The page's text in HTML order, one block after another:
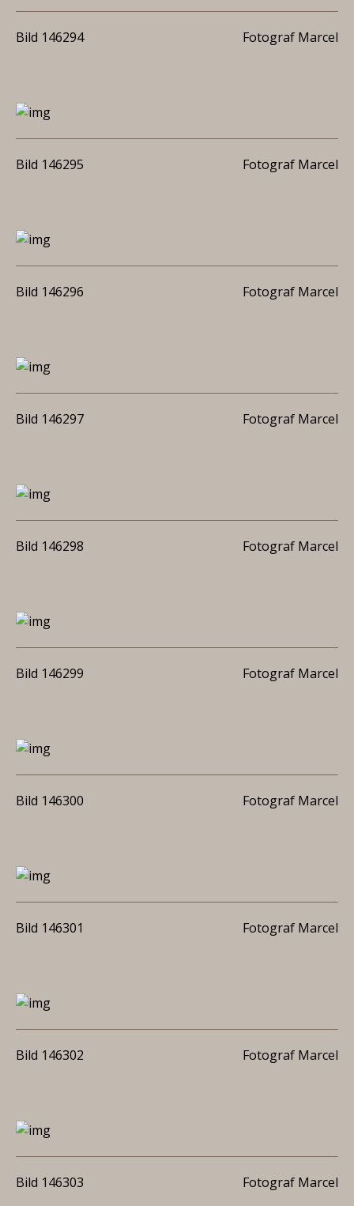
Bild 146294 Fotograf Marcel
Bild 146295 Fotograf Marcel
Bild 146296 Fotograf Marcel
Bild 146297 Fotograf Marcel
Bild 146298 Fotograf Marcel
Bild 146299 Fotograf Marcel
Bild 146300 Fotograf Marcel
Bild 146301 Fotograf Marcel
Bild 146302 Fotograf Marcel
Bild 146303 Fotograf Marcel